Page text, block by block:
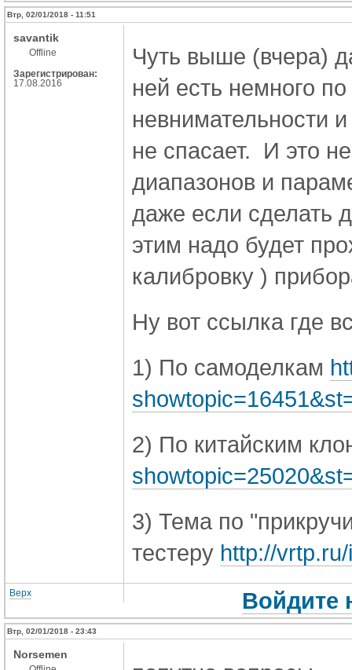
Втр, 02/01/2018 - 11:51
savantik
Offline
Зарегистрирован:
17.08.2016
Чуть выше (вчера)
ней есть немного
невнимательности
не спасает. И это
диапазонов и
даже если сделать
этим надо будет
калибровку )
Ну вот ссылка где
1) По самоделкам
2) По китайским
3) Тема по
тестеру http://
Верх Войдите
Втр, 02/01/2018 - 23:43
Norsemen